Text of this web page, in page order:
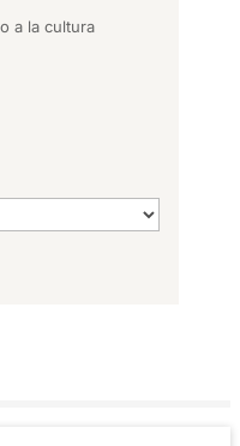
a la cultura